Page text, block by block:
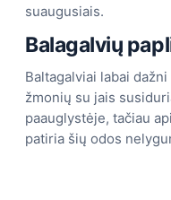
suaugusiais.
Balagalvių
Baltagalviai labai
žmonių su jais
paauglystėje, tačiau
patiria šių odos